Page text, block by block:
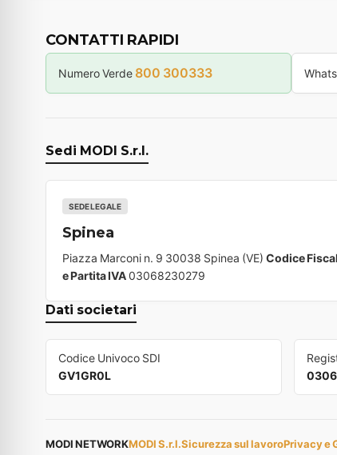
CONTATTI RAPIDI
Numero Verde 800 300333
Sedi MODI S.r.l.
SEDE LEGALE
Spinea
Piazza Marconi n. 9 30038 Spinea (VE) Codice
e Partita IVA03068230279
Dati societari
Codice Univoco SDI
GV1GR0L
MODI NETWORKMODI S.r.l.Sicurezza sul lavoroPrivacy e